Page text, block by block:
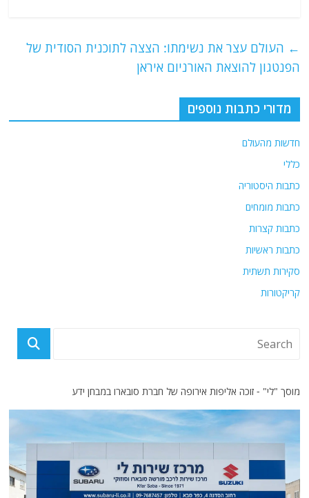
s
A
p
p
g
ra
m
l
er
e
b
o
← העולם עצר את נשימתו: הצצה לתוכנית הסודית של
הפנטגון להוצאת האורניום איראן
מדורי כתבות נוספים
חדשות מהעולם
כללי
כתבות היסטוריה
כתבות מומחים
כתבות קצרות
כתבות ראשיות
סקירות תשתית
קריקטורות
מוסך "לי" - זוכה אליפות אירופה של חברת סובארו במבחן ידע